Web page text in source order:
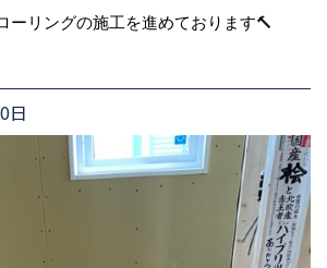
ーリングの施工を進めております🔨
日